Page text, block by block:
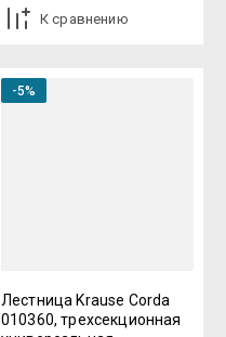
К сравнению
-5%
Лестница Krause Corda
010360, трехсекционная